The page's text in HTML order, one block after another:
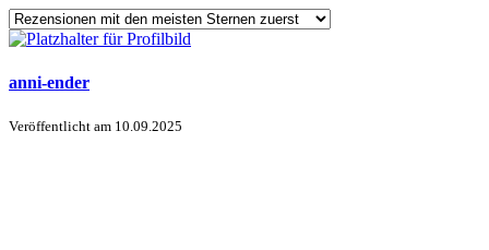
anni-ender
Veröffentlicht am 10.09.2025